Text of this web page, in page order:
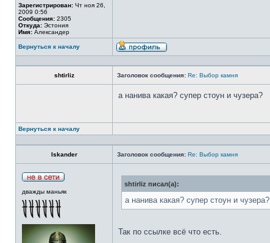
Зарегистрирован: Чт ноя 26,
2009 0:56
Сообщения: 2305
Откуда: Эстония
Имя: Александер
Вернуться к началу
shtirliz Заголовок сообщения: Re: Выбор камня
а нанива какая? супер стоун и чузера?
Вернуться к началу
Iskander Заголовок сообщения: Re: Выбор камня
дважды маньяк
shtirliz писал(а):
а нанива какая? супер стоун и чузера?
Так по ссылке всё что есть.